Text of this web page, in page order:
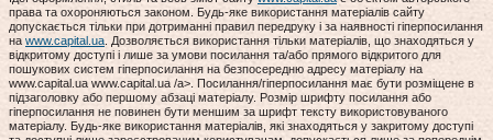
права та охороняються законом. Будь-яке використання матеріалів сайту
допускається тільки при дотриманні правил передруку і за наявності гіперпосилання
на www.capital.ua . Дозволяється використання тільки матеріалів, що знаходяться у
відкритому доступі і лише за умови посилання та/або прямого відкритого для
пошукових систем гіперпосилання на безпосередню адресу матеріалу на
www.capital.ua www.capital.ua /a>. Посилання/гіперпосилання має бути розміщене в
підзаголовку або першому абзаці матеріалу. Розмір шрифту посилання або
гіперпосилання не повинен бути меншим за шрифт тексту використовуваного
матеріалу. Будь-яке використання матеріалів, які знаходяться у закритому доступі